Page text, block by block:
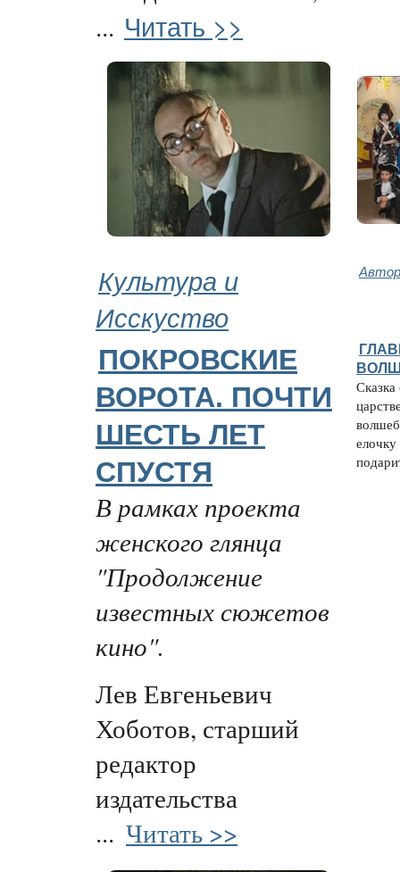
... Читать >>
Культура и
Исскуство
ПОКРОВСКИЕ
ВОРОТА. ПОЧТИ
ШЕСТЬ ЛЕТ
СПУСТЯ
В рамках проекта
женского глянца
"Продолжение
известных сюжетов
кино".
Лев Евгеньевич
Хоботов, старший
редактор
издательства
... Читать >>